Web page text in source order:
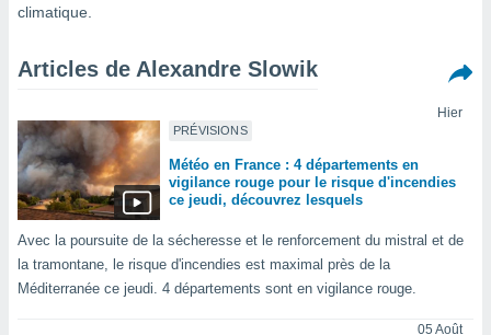
par le
nous
de
à vous
ACCEPTER
PARAMÈTRES
climatique.
Articles de Alexandre Slowik
PRÉVISIONS
Hier
Météo en France : 4 départements en
vigilance rouge pour le risque d'incendies
ce jeudi, découvrez lesquels
Avec la poursuite de la sécheresse et le renforcement du mistral et de
la tramontane, le risque d'incendies est maximal près de la
Méditerranée ce jeudi. 4 départements sont en vigilance rouge.
05 Août